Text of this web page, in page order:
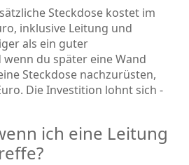
Steckdose kostet im
inklusive Leitung und
als ein guter
du später eine Wand
Steckdose nachzurüsten,
Die Investition lohnt sich -
ich eine Leitung